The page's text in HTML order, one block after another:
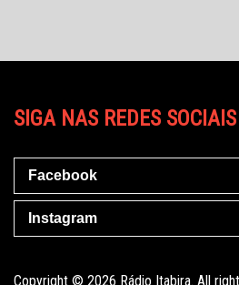
SIGA NAS REDES SOCIAIS
Facebook
Instagram
Copyright © 2026 Rádio Itabira. All